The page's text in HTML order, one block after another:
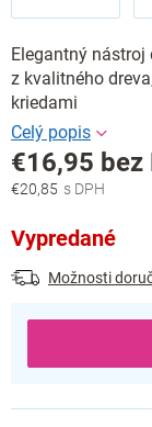
Elegantný nástroj
z kvalitného
kriedami
€20,85
€16,95 bez
Jednotková
Vypredané
Možnosti